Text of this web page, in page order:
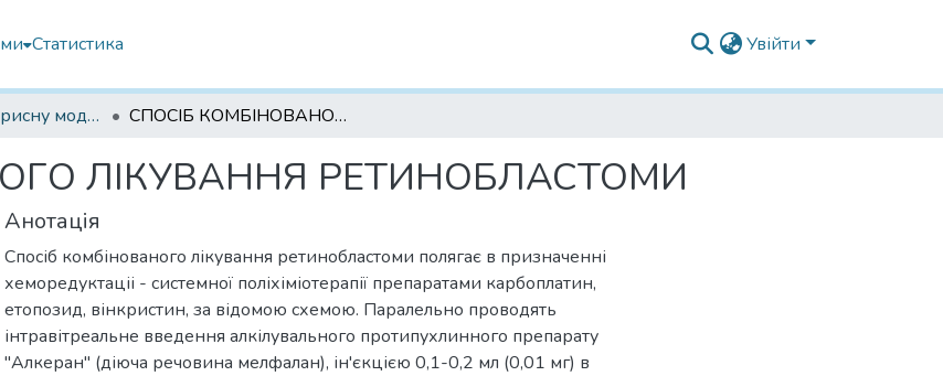
Статистика Увійти
Патенти на корисну модель СПОСІБ КОМБІНОВАНОГО ЛІКУВАННЯ РЕТИНОБЛАСТОМИ
ЛІКУВАННЯ РЕТИНОБЛАСТОМИ
Анотація
Спосіб комбінованого лікування ретинобластоми полягає в призначенні
хеморедуктаціі - системної поліхіміотерапії препаратами карбоплатин,
етопозид, вінкристин, за відомою схемою. Паралельно проводять
інтравітреальне введення алкілувального протипухлинного препарату
"Алкеран" (діюча речовина мелфалан), ін'єкцією 0,1-0,2 мл (0,01 мг) в